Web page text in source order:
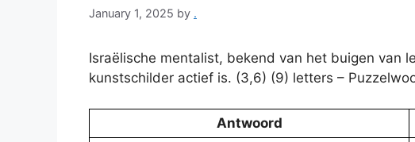
January 1, 2025 by .
Israëlische mentalist, bekend van het buigen van
kunstschilder actief is. (3,6) (9) letters –
Antwoord